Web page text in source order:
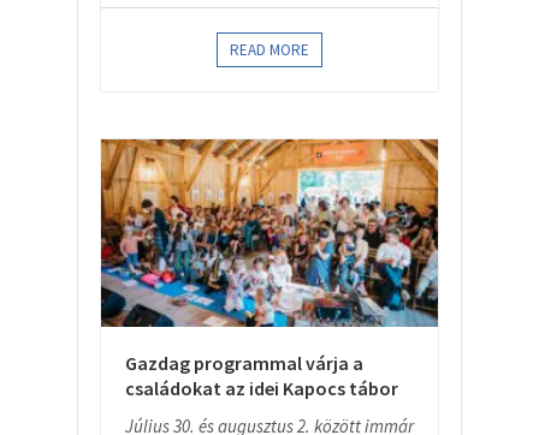
READ MORE
Gazdag programmal várja a
családokat az idei Kapocs tábor
Július 30. és augusztus 2. között immár